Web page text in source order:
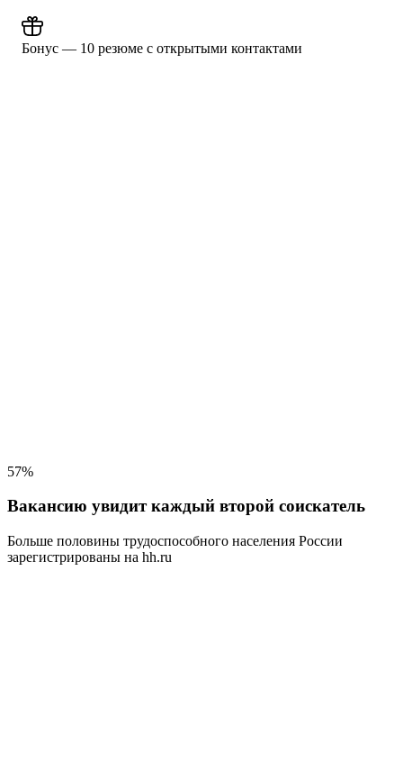
Бонус — 10 резюме с открытыми контактами
57%
Вакансию увидит каждый второй соискатель
Больше половины трудоспособного населения России
зарегистрированы на hh.ru